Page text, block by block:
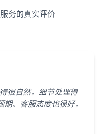
务的真实评价
很自然，细节处理得
。客服态度也很好，